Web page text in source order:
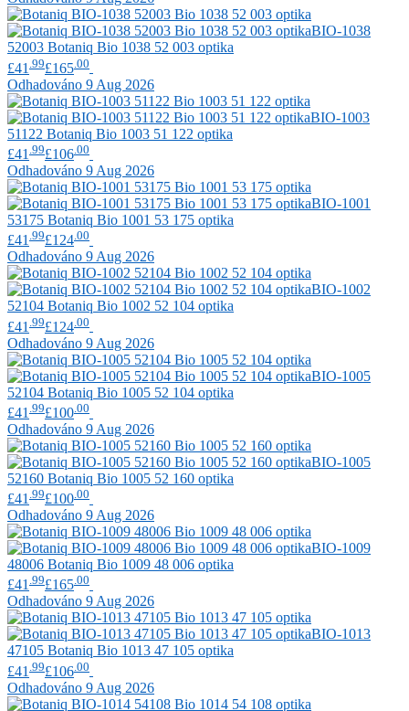
BIO-1038
52003 Botaniq Bio 1038 52 003 optika
£41 .99£165 .00
Odhadováno 9 Aug 2026
BIO-1003
51122 Botaniq Bio 1003 51 122 optika
£41 .99£106 .00
Odhadováno 9 Aug 2026
BIO-1001
53175 Botaniq Bio 1001 53 175 optika
£41 .99£124 .00
Odhadováno 9 Aug 2026
BIO-1002
52104 Botaniq Bio 1002 52 104 optika
£41 .99£124 .00
Odhadováno 9 Aug 2026
BIO-1005
52104 Botaniq Bio 1005 52 104 optika
£41 .99£100 .00
Odhadováno 9 Aug 2026
BIO-1005
52160 Botaniq Bio 1005 52 160 optika
£41 .99£100 .00
Odhadováno 9 Aug 2026
BIO-1009
48006 Botaniq Bio 1009 48 006 optika
£41.99£165.00
Odhadováno 9 Aug 2026
BIO-1013
47105 Botaniq Bio 1013 47 105 optika
£41 .99£106 .00
Odhadováno 9 Aug 2026